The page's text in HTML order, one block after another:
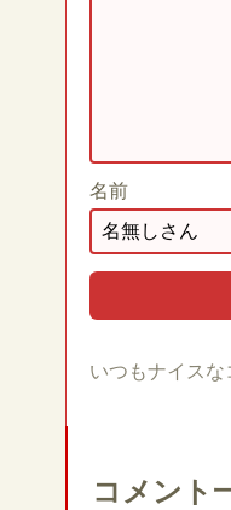
名前
いつもナイスな
コメント